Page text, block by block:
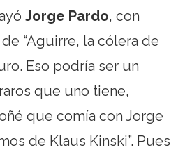
Jorge Pardo, con
“Aguirre, la cólera de
Eso podría ser un
que uno tiene,
que comía con Jorge
de Klaus Kinski”. Pues